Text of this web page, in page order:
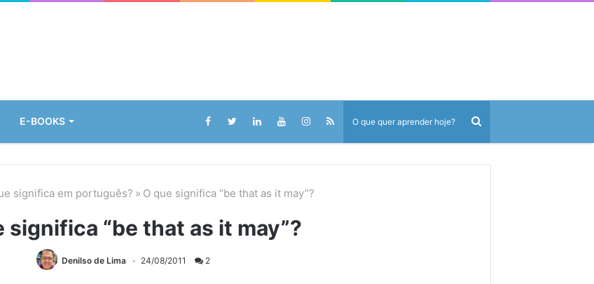
E-BOOKS
significa em português? » O que significa “be that as it may”?
significa “be that as it may”?
Denilso de Lima 24/08/2011 2